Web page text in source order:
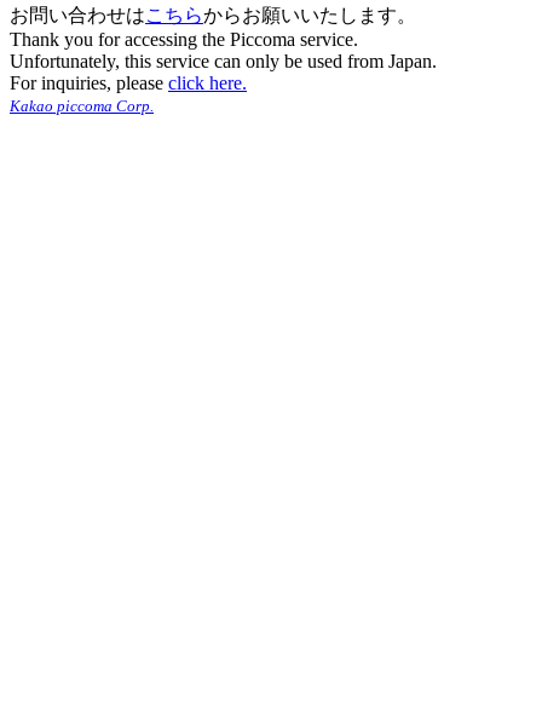
お問い合わせはこちらからお願いいたします。
Thank you for accessing the Piccoma service.
Unfortunately, this service can only be used from Japan.
For inquiries, please click here.
Kakao piccoma Corp.